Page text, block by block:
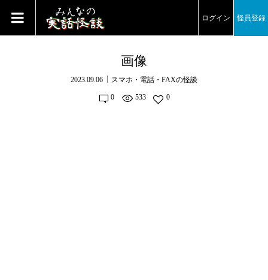
ログイン 怪員登録
画像
2023.09.06 スマホ・電話・FAXの怪談
0 533 0